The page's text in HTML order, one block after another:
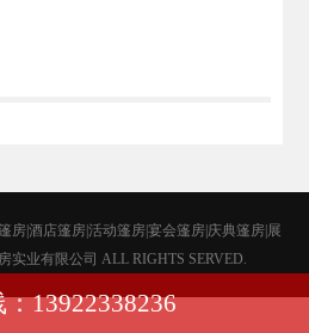
房|酒店篷房|活动篷房|宴会篷房|庆典篷房|展
实业有限公司 ALL RIGHTS SERVED.
13922338236